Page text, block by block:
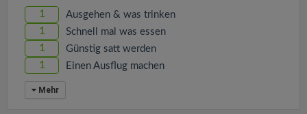
1 Ausgehen & was trinken
1 Schnell mal was essen
1 Günstig satt werden
1 Einen Ausflug machen
Mehr